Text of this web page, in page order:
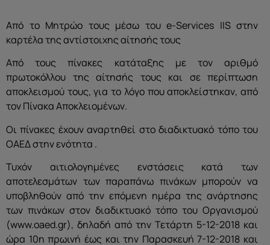
Από το Μητρώο τους μέσω του e-Services IIS στην
καρτέλα της αντίστοιχης αίτησής τους
Από τους πίνακες κατάταξης με τον αριθμό
πρωτοκόλλου της αίτησής τους και σε περίπτωση
αποκλεισμού τους, για το λόγο που αποκλείστηκαν, από
τον Πίνακα Αποκλειομένων.
Οι πίνακες έχουν αναρτηθεί στο διαδικτυακό τόπο του
ΟΑΕΔ στην ενότητα .
Τυχόν αιτιολογημένες ενστάσεις κατά των
αποτελεσμάτων των παραπάνω πινάκων μπορούν να
υποβληθούν από την επόμενη ημέρα της ανάρτησης
των πινάκων στον διαδικτυακό τόπο του Οργανισμού
(www.oaed.gr), δηλαδή από την Τετάρτη 5-12-2018 και
ώρα 10η πρωινή έως και την Παρασκευή 7-12-2018 και